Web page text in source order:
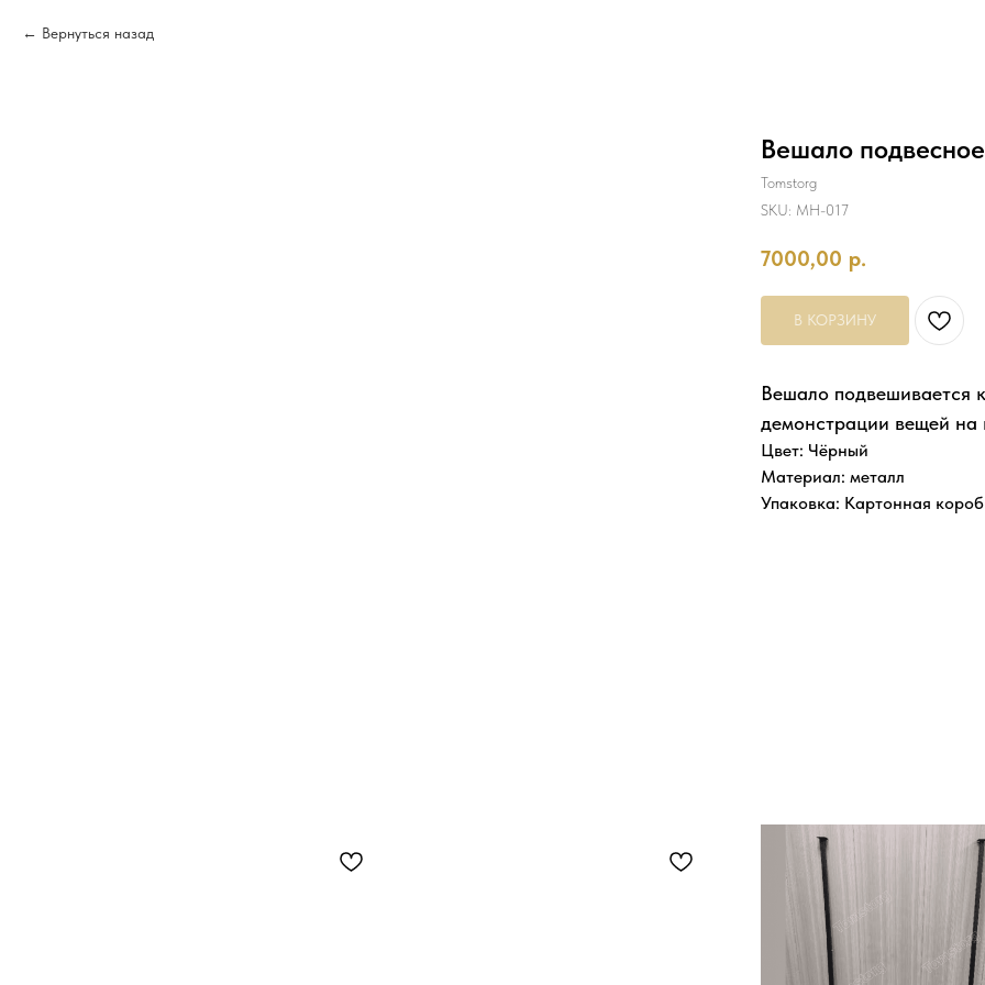
Вернуться назад
Вешало
Tomstorg
SKU: MH-017
7000,00 р.
В КОРЗИНУ
Вешало подвешивается
демонстрации вещей на
Цвет: Чёрный
Материал: металл
Упаковка: Картонная